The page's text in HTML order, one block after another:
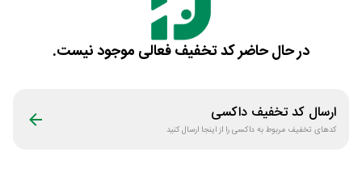
در حال حاضر کد تخفیف فعالی موجود نیست.
ارسال کد تخفیف داکسی
کدهای تخفیف مربوط بهداکسیرا از اینجا ارسال کنید